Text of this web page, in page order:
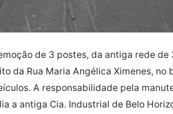
de 3 postes, da antiga rede de
da Rua Maria Angélica Ximenes, no
A responsabilidade pela
a antiga Cia. Industrial de Belo